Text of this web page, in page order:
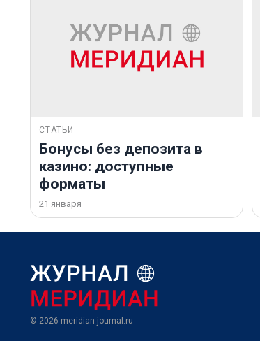
СТАТЬИ
Бонусы без депозита в
казино: доступные
форматы
21 января
© 2026 meridian-journal.ru